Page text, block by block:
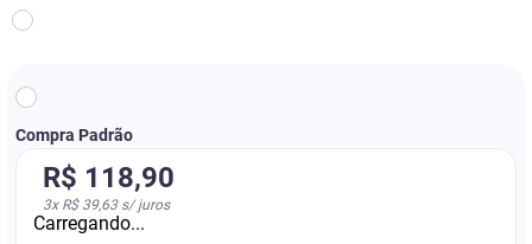
Compra Padrão
R$ 118,90
3x R$ 39,63s/ juros
Carregando...